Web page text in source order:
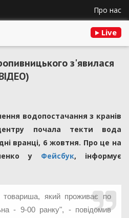
Про нас
Live
з'явилася
водопостачання з кранів
почала текти вода
вранці, 6 жовтня. Про це на
у Фейсбук, інформує
який проживає по
- 9-00 ранку", - повідомив